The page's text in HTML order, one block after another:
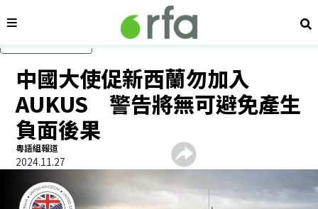
內容分類 搜
中國大使促新西蘭勿加入
AUKUS 警告將無可避免產生
負面後果
粵語組報道
2024.11.27